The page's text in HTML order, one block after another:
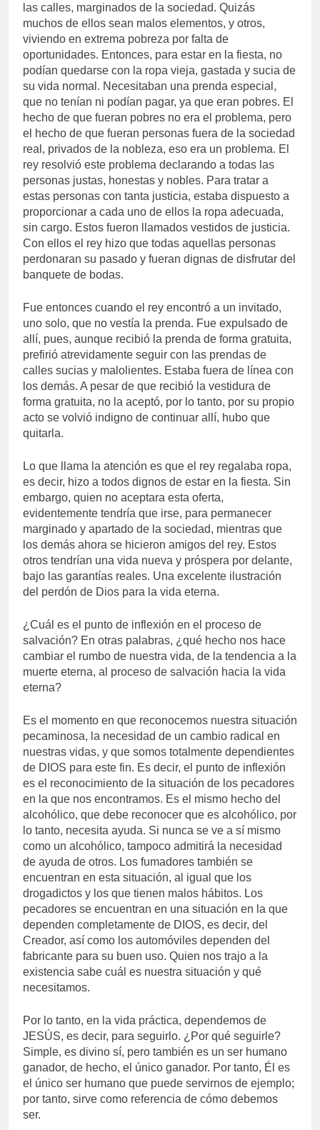
las calles, marginados de la sociedad. Quizás
muchos de ellos sean malos elementos, y otros,
viviendo en extrema pobreza por falta de
oportunidades. Entonces, para estar en la fiesta, no
podían quedarse con la ropa vieja, gastada y sucia de
su vida normal. Necesitaban una prenda especial,
que no tenían ni podían pagar, ya que eran pobres. El
hecho de que fueran pobres no era el problema, pero
el hecho de que fueran personas fuera de la sociedad
real, privados de la nobleza, eso era un problema. El
rey resolvió este problema declarando a todas las
personas justas, honestas y nobles. Para tratar a
estas personas con tanta justicia, estaba dispuesto a
proporcionar a cada uno de ellos la ropa adecuada,
sin cargo. Estos fueron llamados vestidos de justicia.
Con ellos el rey hizo que todas aquellas personas
perdonaran su pasado y fueran dignas de disfrutar del
banquete de bodas.
Fue entonces cuando el rey encontró a un invitado,
uno solo, que no vestía la prenda. Fue expulsado de
allí, pues, aunque recibió la prenda de forma gratuita,
prefirió atrevidamente seguir con las prendas de
calles sucias y malolientes. Estaba fuera de línea con
los demás. A pesar de que recibió la vestidura de
forma gratuita, no la aceptó, por lo tanto, por su propio
acto se volvió indigno de continuar allí, hubo que
quitarla.
Lo que llama la atención es que el rey regalaba ropa,
es decir, hizo a todos dignos de estar en la fiesta. Sin
embargo, quien no aceptara esta oferta,
evidentemente tendría que irse, para permanecer
marginado y apartado de la sociedad, mientras que
los demás ahora se hicieron amigos del rey. Estos
otros tendrían una vida nueva y próspera por delante,
bajo las garantías reales. Una excelente ilustración
del perdón de Dios para la vida eterna.
¿Cuál es el punto de inflexión en el proceso de
salvación? En otras palabras, ¿qué hecho nos hace
cambiar el rumbo de nuestra vida, de la tendencia a la
muerte eterna, al proceso de salvación hacia la vida
eterna?
Es el momento en que reconocemos nuestra situación
pecaminosa, la necesidad de un cambio radical en
nuestras vidas, y que somos totalmente dependientes
de DIOS para este fin. Es decir, el punto de inflexión
es el reconocimiento de la situación de los pecadores
en la que nos encontramos. Es el mismo hecho del
alcohólico, que debe reconocer que es alcohólico, por
lo tanto, necesita ayuda. Si nunca se ve a sí mismo
como un alcohólico, tampoco admitirá la necesidad
de ayuda de otros. Los fumadores también se
encuentran en esta situación, al igual que los
drogadictos y los que tienen malos hábitos. Los
pecadores se encuentran en una situación en la que
dependen completamente de DIOS, es decir, del
Creador, así como los automóviles dependen del
fabricante para su buen uso. Quien nos trajo a la
existencia sabe cuál es nuestra situación y qué
necesitamos.
Por lo tanto, en la vida práctica, dependemos de
JESÚS, es decir, para seguirlo. ¿Por qué seguirle?
Simple, es divino sí, pero también es un ser humano
ganador, de hecho, el único ganador. Por tanto, Él es
el único ser humano que puede servirnos de ejemplo;
por tanto, sirve como referencia de cómo debemos
ser.